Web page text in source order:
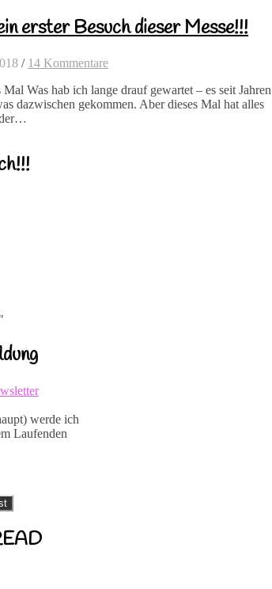
erster Besuch dieser Messe!!!
/ 14 Kommentare
Was hab ich lange drauf gewartet – es seit Jahren
dazwischen gekommen. Aber dieses Mal hat alles
werde ich
Laufenden